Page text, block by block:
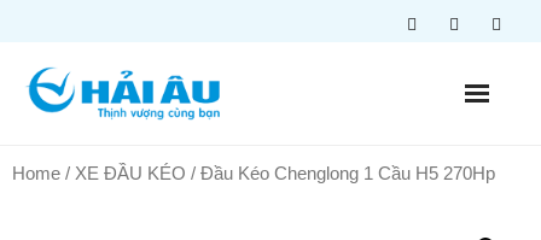
content
Home / XE ĐẦU KÉO / Đầu Kéo Chenglong 1 Cầu H5 270Hp